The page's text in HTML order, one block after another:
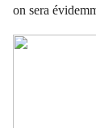
on sera